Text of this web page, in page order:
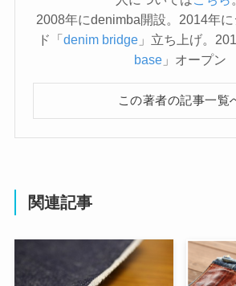
2008年にdenimba開設。2014年
ド「denim bridge 」立ち上げ。
base」オープン
この著者の記事一覧
関連記事